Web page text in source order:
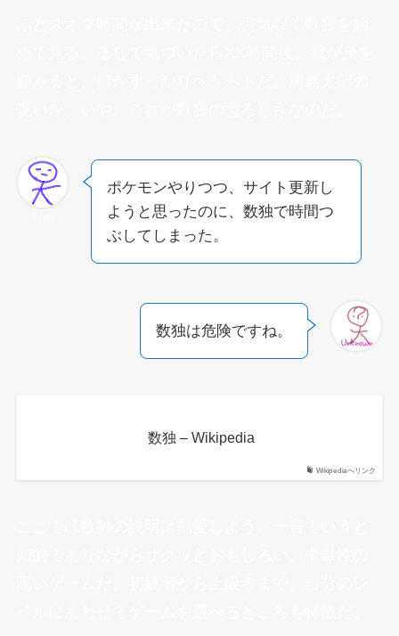
ポケモンやりつつ、サイト更新し
ようと思ったのに、数独で時間つ
ぶしてしまった。
数独は危険ですね。
Wikipediaへリンク
数独 – Wikipedia